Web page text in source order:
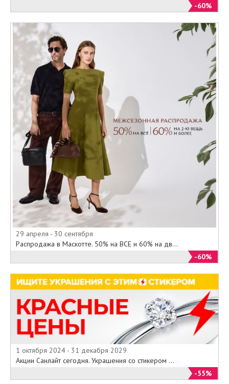
-60%
29 апреля - 30 сентября
Распродажа в Маскотте. 50% на ВСЕ и 60% на дв...
-60%
1 октября 2024 - 31 декабря 2029
Акции Санлайт сегодня. Украшения со стикером ...
-55%